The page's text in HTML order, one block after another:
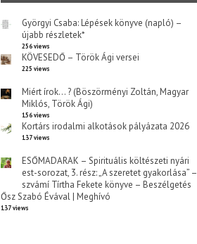
Györgyi Csaba: Lépések könyve (napló) –
újabb részletek*
256 views
KÖVESEDŐ – Török Ági versei
225 views
Miért írok… ? (Böszörményi Zoltán, Magyar
Miklós, Török Ági)
156 views
Kortárs irodalmi alkotások pályázata 2026
137 views
ESŐMADARAK – Spirituális költészeti nyári
est-sorozat, 3. rész: „A szeretet gyakorlása” –
szvámí Tírtha Fekete könyve – Beszélgetés
Ősz Szabó Évával | Meghívó
137 views